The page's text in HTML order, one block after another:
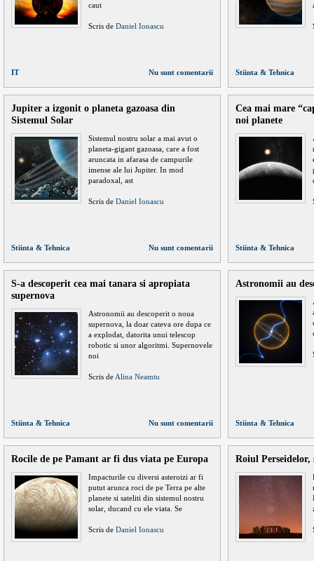
caut
Scris de Daniel Ionascu
IT Nu sunt comentarii Stiinta & Tehnica
Jupiter a izgonit o planeta gazoasa din
Sistemul Solar
Sistemul nostru solar a mai avut o
planeta-gigant gazoasa, care a fost
aruncata in afarasa de campurile
imense ale lui Jupiter. In mod
paradoxal, ast
Scris de Daniel Ionascu
Stiinta & Tehnica Nu sunt comentarii
Cea mai mare
noi planete
Stiinta & Tehnica
S-a descoperit cea mai tanara si apropiata
supernova
Astronomii au descoperit o noua
supernova, la doar cateva ore dupa ce
a explodat, datorita unui telescop
robotic si unor algoritmi. Supernovele
noi
Scris de Alina Neamtu
Stiinta & Tehnica Nu sunt comentarii
Astronomii au
Stiinta & Tehnica
Rocile de pe Pamant ar fi dus viata pe Europa
Impacturile cu diversi asteroizi ar fi
putut arunca roci de pe Terra pe alte
planete si sateliti din sistemul nostru
solar, ducand cu ele viata. Se
Scris de Daniel Ionascu
Roiul Perseidelor,